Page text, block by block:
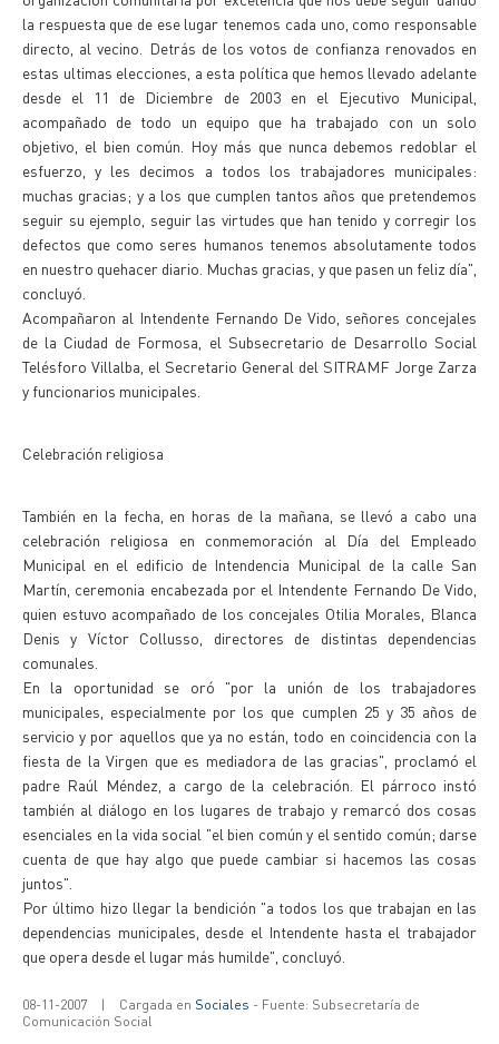
la respuesta que de ese lugar tenemos cada uno, como responsable
directo, al vecino. Detrás de los votos de confianza renovados en
estas ultimas elecciones, a esta política que hemos llevado adelante
desde el 11 de Diciembre de 2003 en el Ejecutivo Municipal,
acompañado de todo un equipo que ha trabajado con un solo
objetivo, el bien común. Hoy más que nunca debemos redoblar el
esfuerzo, y les decimos a todos los trabajadores municipales:
muchas gracias; y a los que cumplen tantos años que pretendemos
seguir su ejemplo, seguir las virtudes que han tenido y corregir los
defectos que como seres humanos tenemos absolutamente todos
en nuestro quehacer diario. Muchas gracias, y que pasen un feliz día",
concluyó.
Acompañaron al Intendente Fernando De Vido, señores concejales
de la Ciudad de Formosa, el Subsecretario de Desarrollo Social
Telésforo Villalba, el Secretario General del SITRAMF Jorge Zarza
y funcionarios municipales.
Celebración religiosa
También en la fecha, en horas de la mañana, se llevó a cabo una
celebración religiosa en conmemoración al Día del Empleado
Municipal en el edificio de Intendencia Municipal de la calle San
Martín, ceremonia encabezada por el Intendente Fernando De Vido,
quien estuvo acompañado de los concejales Otilia Morales, Blanca
Denis y Víctor Collusso, directores de distintas dependencias
comunales.
En la oportunidad se oró "por la unión de los trabajadores
municipales, especialmente por los que cumplen 25 y 35 años de
servicio y por aquellos que ya no están, todo en coincidencia con la
fiesta de la Virgen que es mediadora de las gracias", proclamó el
padre Raúl Méndez, a cargo de la celebración. El párroco instó
también al diálogo en los lugares de trabajo y remarcó dos cosas
esenciales en la vida social "el bien común y el sentido común; darse
cuenta de que hay algo que puede cambiar si hacemos las cosas
juntos".
Por último hizo llegar la bendición "a todos los que trabajan en las
dependencias municipales, desde el Intendente hasta el trabajador
que opera desde el lugar más humilde", concluyó.
08-11-2007 | Cargada en Sociales - Fuente: Subsecretaría de
Comunicación Social